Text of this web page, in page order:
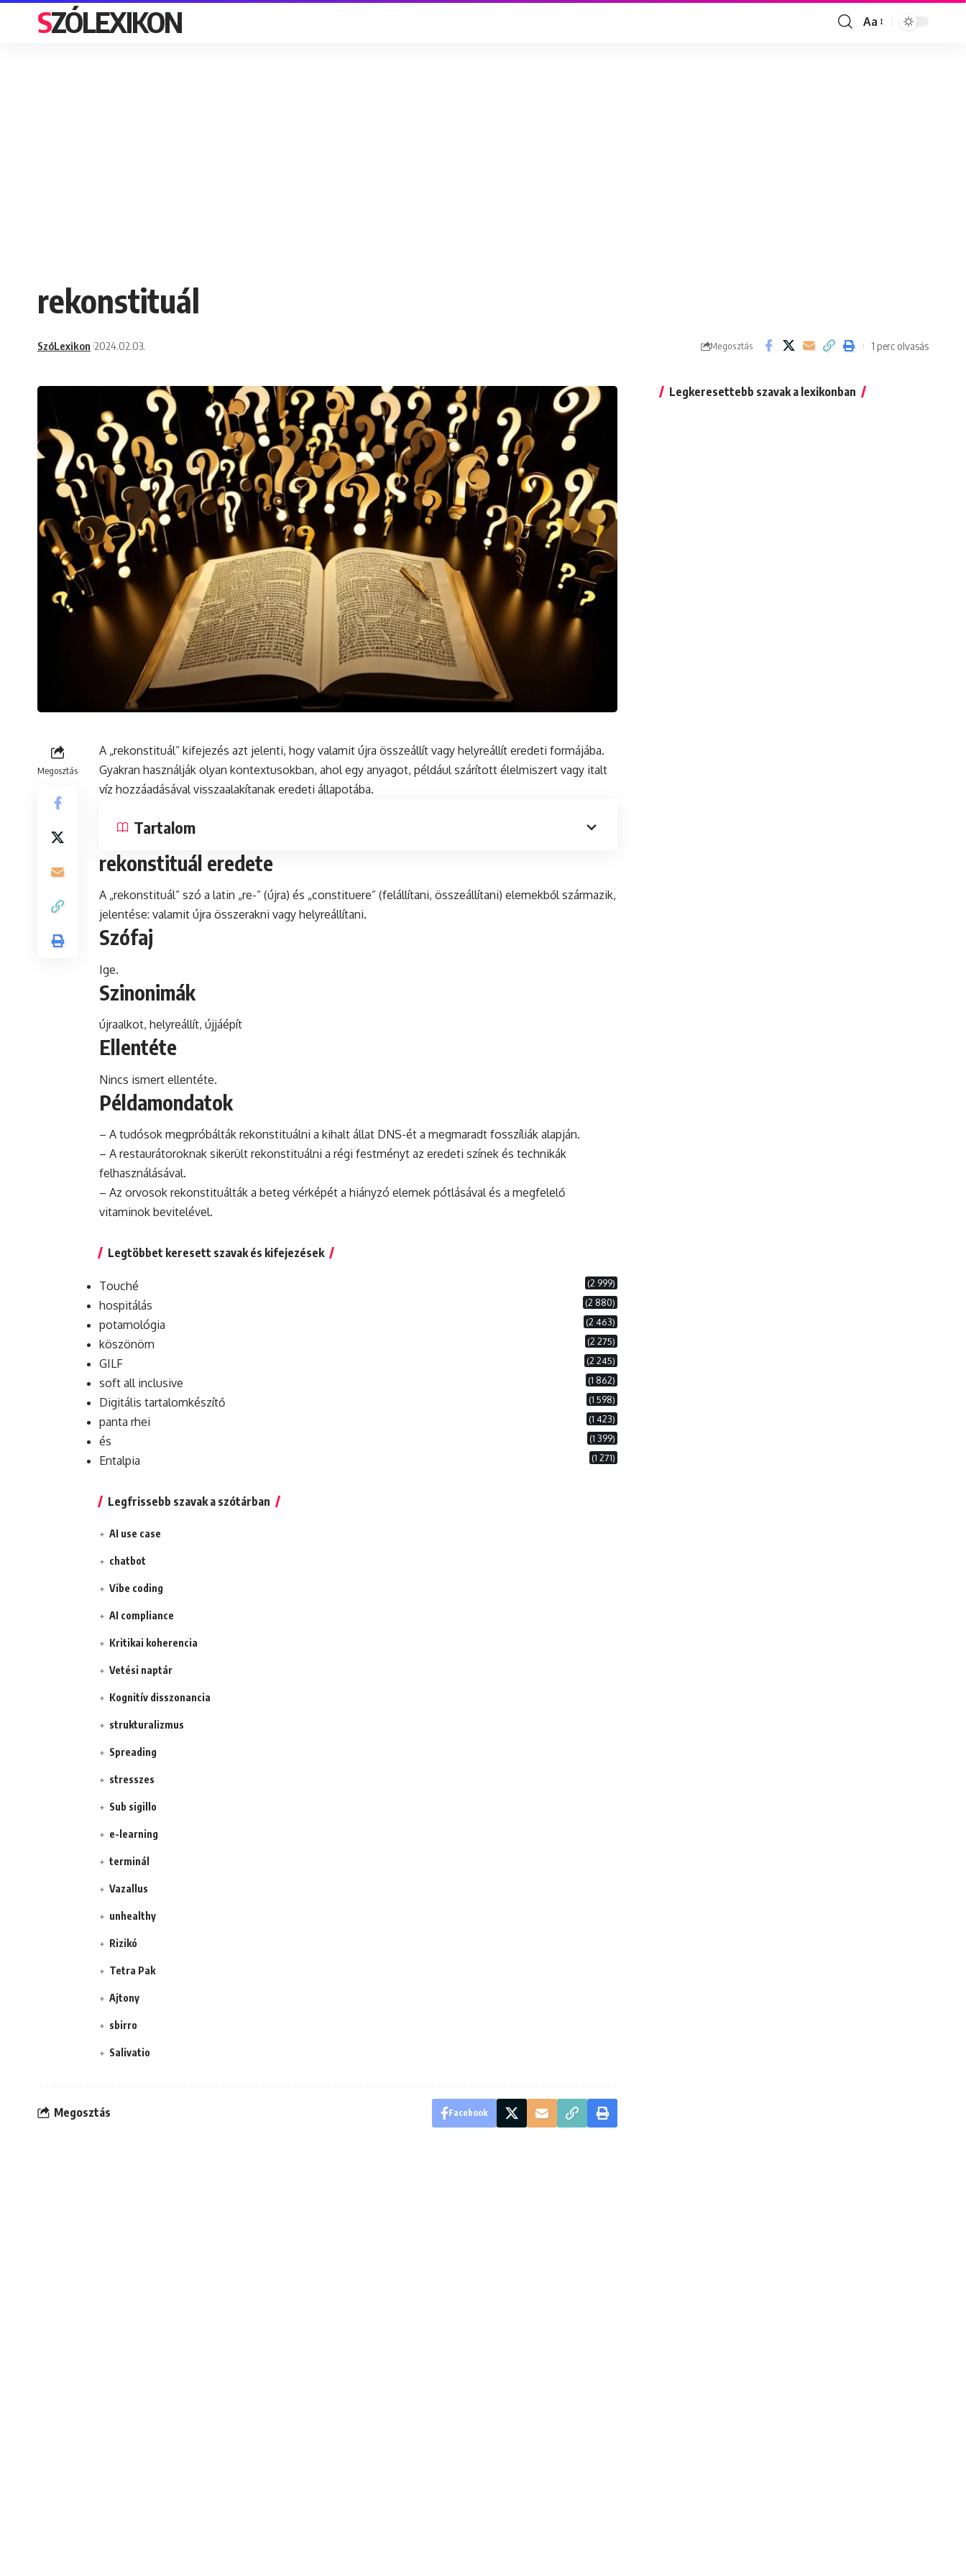
SZÓLEXIKON
Font
Aa
rekonstituál
SzóLexikon 2024.02.03. Megosztás 1 perc olvasás
Megosztás
A „rekonstituál” kifejezés azt jelenti, hogy valamit újra összeállít vagy helyreállít eredeti formájába.
Gyakran használják olyan kontextusokban, ahol egy anyagot, például szárított élelmiszert vagy italt
víz hozzáadásával visszaalakítanak eredeti állapotába.
Tartalom
rekonstituál eredete
A „rekonstituál” szó a latin „re-” (újra) és „constituere” (felállítani, összeállítani) elemekből származik,
jelentése: valamit újra összerakni vagy helyreállítani.
Szófaj
Ige.
Szinonimák
újraalkot, helyreállít, újjáépít
Ellentéte
Nincs ismert ellentéte.
Példamondatok
– A tudósok megpróbálták rekonstituálni a kihalt állat DNS-ét a megmaradt fosszíliák alapján.
– A restaurátoroknak sikerült rekonstituálni a régi festményt az eredeti színek és technikák
felhasználásával.
– Az orvosok rekonstituálták a beteg vérképét a hiányzó elemek pótlásával és a megfelelő
vitaminok bevitelével.
Legtöbbet keresett szavak és kifejezések
Touché (2 999)
hospitálás (2 880)
potamológia (2 463)
köszönöm (2 275)
GILF (2 245)
soft all inclusive (1 862)
Digitális tartalomkészítő (1 598)
panta rhei (1 423)
és (1 399)
Entalpia (1 271)
Legfrissebb szavak a szótárban
AI use case
chatbot
Vibe coding
AI compliance
Kritikai koherencia
Vetési naptár
Kognitív disszonancia
strukturalizmus
Spreading
stresszes
Sub sigillo
e-learning
terminál
Vazallus
unhealthy
Rizikó
Tetra Pak
Ajtony
sbirro
Salivatio
Megosztás Facebook
Legkeresettebb szavak a lexikonban